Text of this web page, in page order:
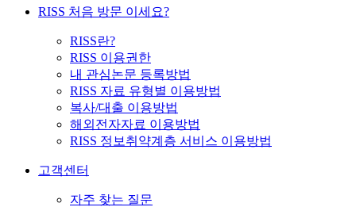
RISS 처음 방문 이세요?
RISS란?
RISS 이용권한
내 관심논문 등록방법
RISS 자료 유형별 이용방법
복사/대출 이용방법
해외전자자료 이용방법
RISS 정보취약계층 서비스 이용방법
고객센터
자주 찾는 질문